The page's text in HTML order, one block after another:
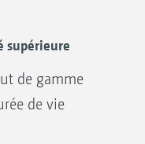
supérieure
de gamme
de vie